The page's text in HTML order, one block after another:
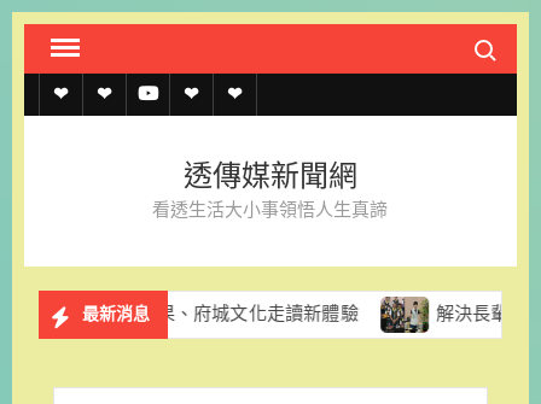
Skip
content
Search
透
約
透
上
記
透 聯
我
官
LINE
透傳媒新聞網
看透生活大小事領悟人生真諦
最新消息
果、府城文化走讀新體驗 解決長輩換照資訊亂象 台